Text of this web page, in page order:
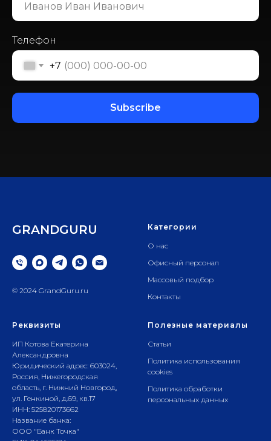
Телефон
+7
Subscribe
GRANDGURU
© 2024 GrandGuru.ru
Категории
О нас
Офисный персонал
Массовый подбор
Контакты
Реквизиты
ИП Котова Екатерина
Александровна
Юридический адрес: 603024,
Россия, Нижегородская
область, г. Нижний Новгород,
ул. Генкиной, д.69, кв.17
ИНН: 525820173662
Название банка:
ООО "Банк Точка"
Полезные материалы
Статьи
Политика использования
cookies
Политика обработки
персональных данных